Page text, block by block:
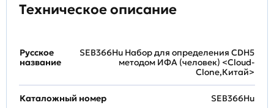
Техническое описание
Русское
название
SEB366Hu Набор для определения CDH5
методом ИФА (человек) <Cloud-
Clone,Китай>
Каталожный номер SEB366Hu